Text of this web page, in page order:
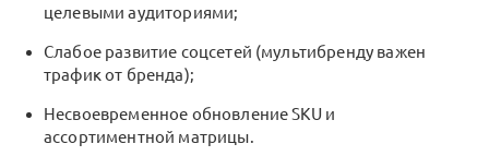
целевыми аудиториями;
Слабое развитие соцсетей (мультибренду важен
трафик от бренда);
Несвоевременное обновление SKU и
ассортиментной матрицы.